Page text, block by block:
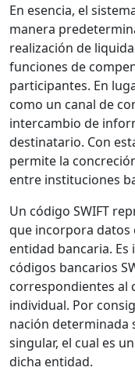
En esencia, el
manera
realización de
funciones de
participantes. En
como un canal de
intercambio de
destinatario. Con
permite la
entre instituciones
Un código SWIFT
que incorpora datos
entidad bancaria.
códigos bancarios
correspondientes al
individual. Por
nación determinada
singular, el cual es
dicha entidad.